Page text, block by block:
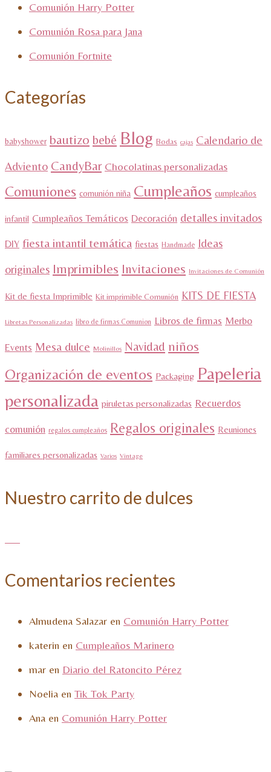
Comunión Harry Potter
Comunión Rosa para Jana
Comunión Fortnite
Categorías
babyshower bautizo bebé Blog Bodas cajas Calendario de
Adviento CandyBar Chocolatinas personalizadas
Comuniones comunión niña Cumpleaños cumpleaños
infantil Cumpleaños Temáticos Decoración detalles invitados
DIY fiesta intantil temática fiestas Handmade Ideas
originales Imprimibles Invitaciones Invitaciones de Comunión
Kit de fiesta Imprimible Kit imprimible Comunión KITS DE FIESTA
Libretas Personalizadas libro de firmas Comunion Libros de firmas Merbo
Events Mesa dulce Molinillos Navidad niños
Organización de eventos Packaging Papeleria
personalizada piruletas personalizadas Recuerdos
comunión regalos cumpleaños Regalos originales Reuniones
familiares personalizadas Varios Vintage
Nuestro carrito de dulces
Comentarios recientes
Almudena Salazar en Comunión Harry Potter
katerin en Cumpleaños Marinero
mar en Diario del Ratoncito Pérez
Noelia en Tik Tok Party
Ana en Comunión Harry Potter